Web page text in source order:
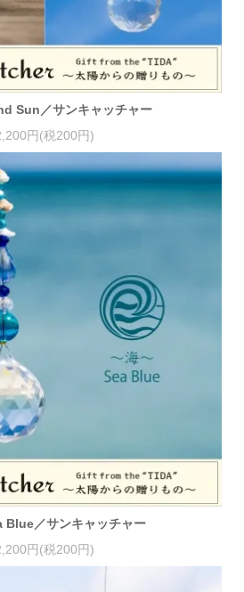
Sun／サンキャッチャー
円(税200円)
Blue／サンキャッチャー
円(税200円)